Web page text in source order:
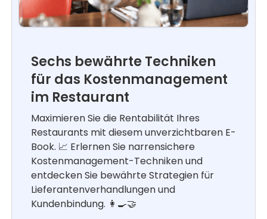
Sechs bewährte Techniken
für das Kostenmanagement
im Restaurant
Maximieren Sie die Rentabilität Ihres
Restaurants mit diesem unverzichtbaren E-
Book. 📈 Erlernen Sie narrensichere
Kostenmanagement-Techniken und
entdecken Sie bewährte Strategien für
Lieferantenverhandlungen und
Kundenbindung. 👩‍🍳🤝